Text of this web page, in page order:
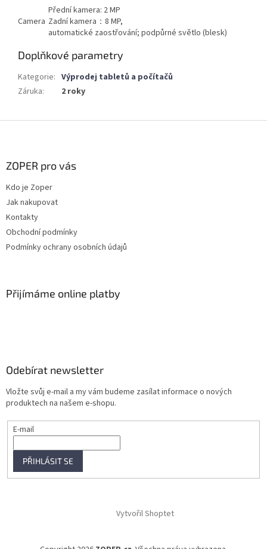
Camera
Přední kamera: 2 MP
Zadní kamera：8 MP,
automatické zaostřování; podpůrné světlo (blesk)
Doplňkové parametry
Kategorie: Výprodej tabletů a počítačů
Záruka: 2 roky
ZOPER pro vás
Kdo je Zoper
Jak nakupovat
Kontakty
Obchodní podmínky
Podmínky ochrany osobních údajů
Přijímáme online platby
Odebírat newsletter
Vložte svůj e-mail a my vám budeme zasílat informace o nových
produktech na našem e-shopu.
E-mail
PŘIHLÁSIT SE
Vytvořil Shoptet